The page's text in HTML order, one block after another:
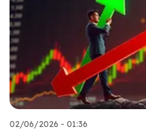
02/06/2026 - 01:36